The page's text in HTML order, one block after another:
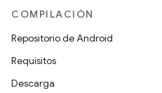
COMPILACIÓN
Repositorio de Android
Requisitos
Descarga